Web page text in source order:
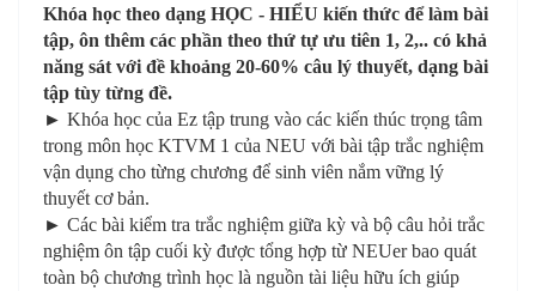
Khóa học theo dạng HỌC - HIỂU kiến thức để làm bài
tập, ôn thêm các phần theo thứ tự ưu tiên 1, 2,.. có khả
năng sát với đề khoảng 20-60% câu lý thuyết, dạng bài
tập tùy từng đề.
► Khóa học của Ez tập trung vào các kiến thúc trọng tâm
trong môn học KTVM 1 của NEU với bài tập trắc nghiệm
vận dụng cho từng chương để sinh viên nắm vững lý
thuyết cơ bản.
► Các bài kiểm tra trắc nghiệm giữa kỳ và bộ câu hỏi trắc
nghiệm ôn tập cuối kỳ được tổng hợp từ NEUer bao quát
toàn bộ chương trình học là nguồn tài liệu hữu ích giúp